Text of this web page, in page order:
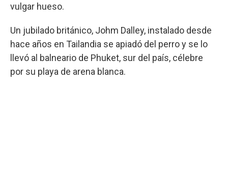
vulgar hueso.
Un jubilado británico, Johm Dalley, instalado desde
hace años en Tailandia se apiadó del perro y se lo
llevó al balneario de Phuket, sur del país, célebre
por su playa de arena blanca.